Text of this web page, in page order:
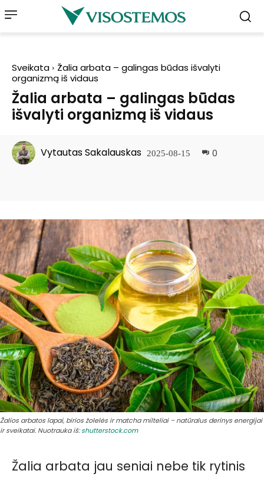
Sveikata
Žalia arbata – galingas būdas išvalyti
organizmą iš vidaus
Žalia arbata – galingas būdas
išvalyti organizmą iš vidaus
Vytautas Sakalauskas 2025-08-15 0
Žalios arbatos lapai, birios žolelės ir matcha milteliai – natūralus derinys energijai
ir sveikatai. Nuotrauka iš:shutterstock.com
Žalia arbata jau seniai nebe tik rytinis